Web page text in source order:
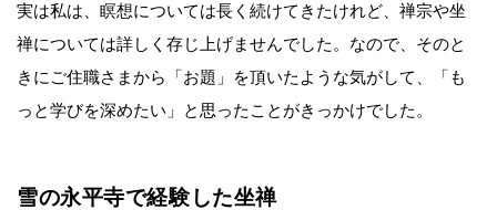
実は私は、瞑想については長く続けてきたけれど、禅宗や坐
禅については詳しく存じ上げませんでした。なので、そのと
きにご住職さまから「お題」を頂いたような気がして、「も
っと学びを深めたい」と思ったことがきっかけでした。
雪の永平寺で経験した坐禅